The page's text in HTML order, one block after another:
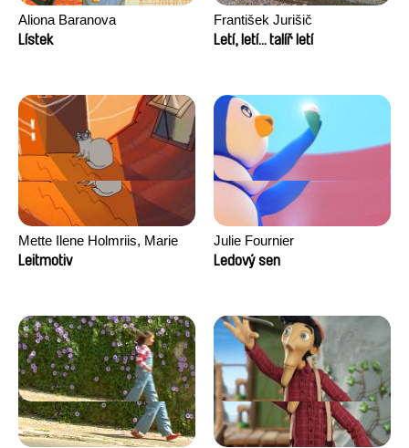
Aliona Baranova
Lístek
František Jurišič
Letí, letí... talíř letí
Mette Ilene Holmriis, Marie
Jørgensen, Jeanette
Leitmotiv
Julie Fournier
Ledový sen